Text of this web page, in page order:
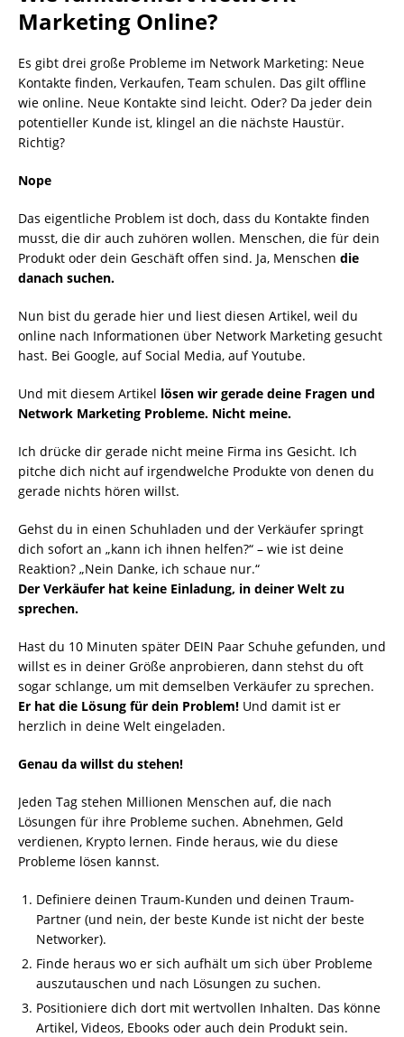
Marketing Online?
Es gibt drei große Probleme im Network Marketing: Neue
Kontakte finden, Verkaufen, Team schulen. Das gilt offline
wie online. Neue Kontakte sind leicht. Oder? Da jeder dein
potentieller Kunde ist, klingel an die nächste Haustür.
Richtig?
Nope
Das eigentliche Problem ist doch, dass du Kontakte finden
musst, die dir auch zuhören wollen. Menschen, die für dein
Produkt oder dein Geschäft offen sind. Ja, Menschen die
danach suchen.
Nun bist du gerade hier und liest diesen Artikel, weil du
online nach Informationen über Network Marketing gesucht
hast. Bei Google, auf Social Media, auf Youtube.
Und mit diesem Artikel lösen wir gerade deine Fragen und
Network Marketing Probleme. Nicht meine.
Ich drücke dir gerade nicht meine Firma ins Gesicht. Ich
pitche dich nicht auf irgendwelche Produkte von denen du
gerade nichts hören willst.
Gehst du in einen Schuhladen und der Verkäufer springt
dich sofort an „kann ich ihnen helfen?“ – wie ist deine
Reaktion? „Nein Danke, ich schaue nur.“
Der Verkäufer hat keine Einladung, in deiner Welt zu
sprechen.
Hast du 10 Minuten später DEIN Paar Schuhe gefunden, und
willst es in deiner Größe anprobieren, dann stehst du oft
sogar schlange, um mit demselben Verkäufer zu sprechen.
Er hat die Lösung für dein Problem! Und damit ist er
herzlich in deine Welt eingeladen.
Genau da willst du stehen!
Jeden Tag stehen Millionen Menschen auf, die nach
Lösungen für ihre Probleme suchen. Abnehmen, Geld
verdienen, Krypto lernen. Finde heraus, wie du diese
Probleme lösen kannst.
Definiere deinen Traum-Kunden und deinen Traum-
Partner (und nein, der beste Kunde ist nicht der beste
Networker).
Finde heraus wo er sich aufhält um sich über Probleme
auszutauschen und nach Lösungen zu suchen.
Positioniere dich dort mit wertvollen Inhalten. Das könne
Artikel, Videos, Ebooks oder auch dein Produkt sein.